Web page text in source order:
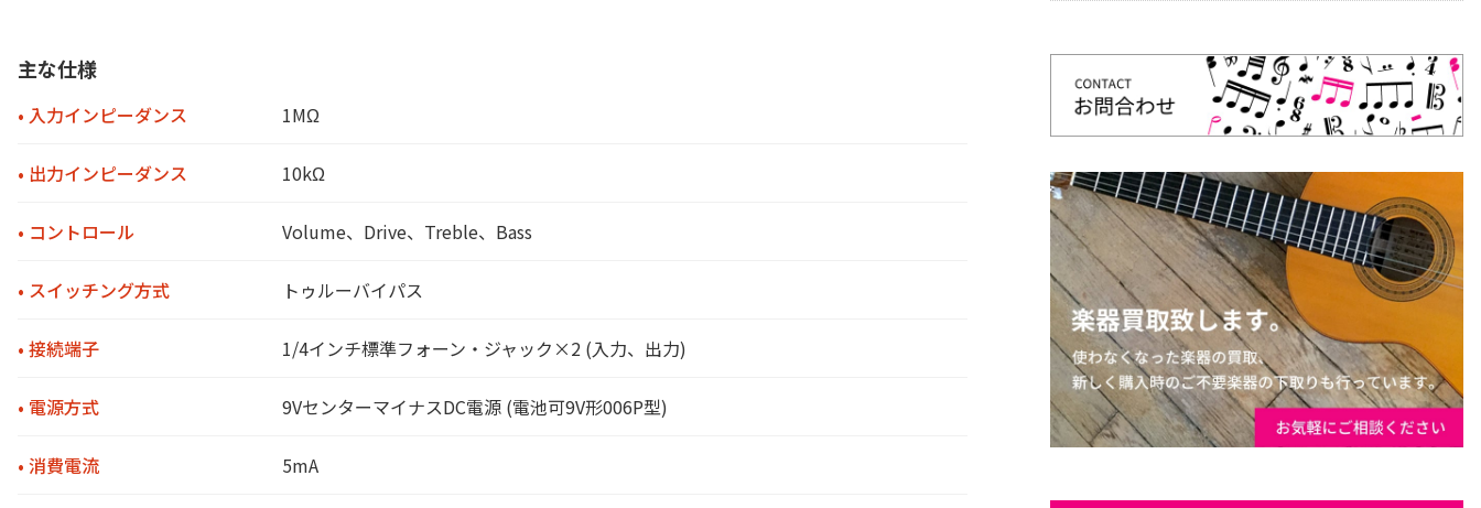
主な仕様
• 入力インピーダンス 1MΩ
• 出力インピーダンス 10kΩ
• コントロール Volume、Drive、Treble、Bass
• スイッチング方式 トゥルーバイパス
• 接続端子 1/4インチ標準フォーン・ジャック×2 (入力、出力)
• 電源方式 9VセンターマイナスDC電源 (電池可9V形006P型)
• 消費電流 5mA